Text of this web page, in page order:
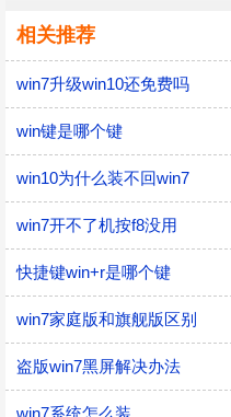
相关推荐
win7升级win10还免费吗
win键是哪个键
win10为什么装不回win7
win7开不了机按f8没用
快捷键win+r是哪个键
win7家庭版和旗舰版区别
盗版win7黑屏解决办法
win7系统怎么装